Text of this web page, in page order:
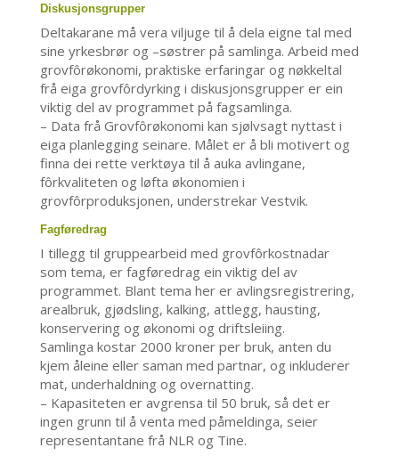
Diskusjonsgrupper
Deltakarane må vera viljuge til å dela eigne tal med
sine yrkesbrør og –søstrer på samlinga. Arbeid med
grovfôrøkonomi, praktiske erfaringar og nøkkeltal
frå eiga grovfôrdyrking i diskusjonsgrupper er ein
viktig del av programmet på fagsamlinga.
– Data frå Grovfôrøkonomi kan sjølvsagt nyttast i
eiga planlegging seinare. Målet er å bli motivert og
finna dei rette verktøya til å auka avlingane,
fôrkvaliteten og løfta økonomien i
grovfôrproduksjonen, understrekar Vestvik.
Fagføredrag
I tillegg til gruppearbeid med grovfôrkostnadar
som tema, er fagføredrag ein viktig del av
programmet. Blant tema her er avlingsregistrering,
arealbruk, gjødsling, kalking, attlegg, hausting,
konservering og økonomi og driftsleiing.
Samlinga kostar 2000 kroner per bruk, anten du
kjem åleine eller saman med partnar, og inkluderer
mat, underhaldning og overnatting.
– Kapasiteten er avgrensa til 50 bruk, så det er
ingen grunn til å venta med påmeldinga, seier
representantane frå NLR og Tine.